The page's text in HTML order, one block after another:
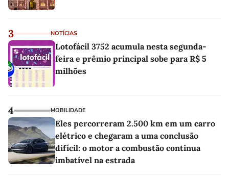
3 NOTÍCIAS
Lotofácil 3752 acumula nesta segunda-
feira e prêmio principal sobe para R$ 5
milhões
4 MOBILIDADE
Eles percorreram 2.500 km em um carro
elétrico e chegaram a uma conclusão
difícil: o motor a combustão continua
imbatível na estrada